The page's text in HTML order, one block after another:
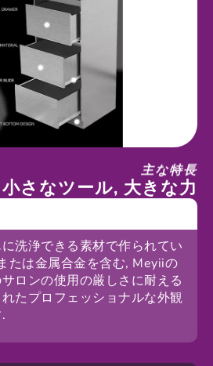
主な特長
小さなツール, 大きな力
洗浄できる素材で作られてい
たは金属合金を含む, Meyiiの
ロンの使用の厳しさに耐える
たプロフェッショナルな外観